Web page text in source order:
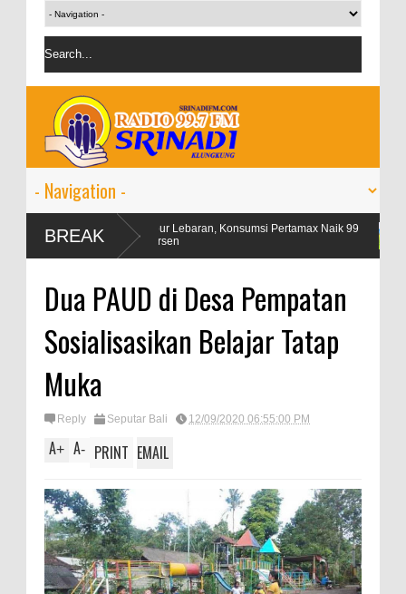
BREAKLibur Lebaran, Konsumsi Pertamax Naik 99
Persen
OJK
persen
Dua PAUD di Desa Pempatan
Sosialisasikan Belajar Tatap
Muka
Reply Seputar Bali 12/09/2020 06:55:00 PM
A+ A- PRINT EMAIL